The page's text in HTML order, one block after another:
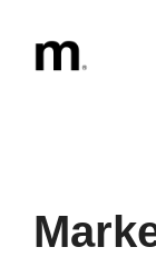
contenuto